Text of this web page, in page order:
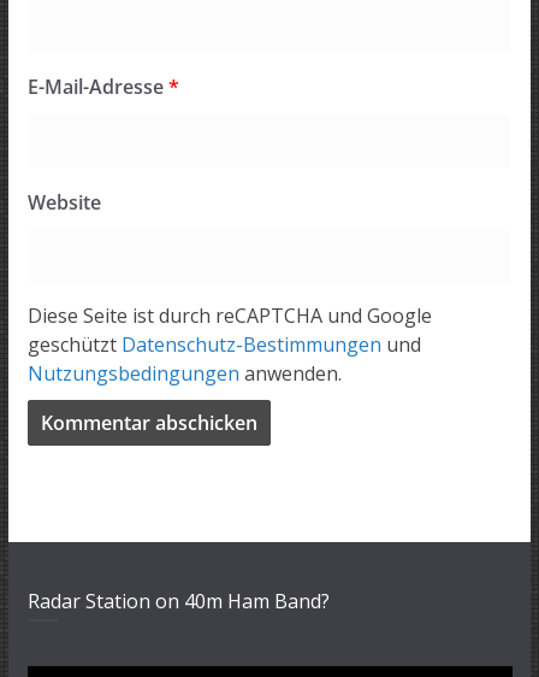
E-Mail-Adresse*
Website
Diese Seite ist durch reCAPTCHA und Google
geschützt Datenschutz-Bestimmungen und
Nutzungsbedingungen anwenden.
Radar Station on 40m Ham Band?